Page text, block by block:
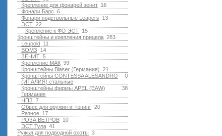
16
Крепление для фонарей зенит
6
Фонари Барс
13
Фонари подствольные Leapers
22
ЭСТ
15
Крепление к ФО ЭСТ
283
Кронштейны и крепления прицела
11
Leupold
14
ВОМЗ
5
ЗЕНИТ
99
Крепление МАК
21
Кронштейны Blaser (Германия)
0
Кронштейны CONTESSA ALESANDRO
(ИТАЛИЯ) стальные
38
Кронштейны фирмы APEL (EAW)
Германия
7
НПЗ
20
Обвес для оружия и тюнинг
17
Разное
10
РОЗА ВЕТРОВ
41
ЭСТ Тула
3
Ружья для подводной оxоты